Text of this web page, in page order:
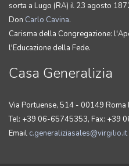
sorta a Lugo (RA) il 23 agosto
Don Carlo Cavina.
Carisma della Congregazione:
l'Educazione della Fede.
Casa Generalizia
Via Portuense, 514 - 00149 Roma
Tel: +39 06-65745353, Fax: +39
Email c.generaliziasales@virgilio.it